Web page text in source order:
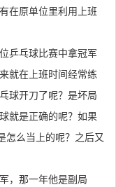
在原单位里利用上班
乒乓球比赛中拿冠军
就在上班时间经常练
球开刀了呢？是坏局
就是正确的呢？如果
怎么当上的呢？之后又
，那一年他是副局